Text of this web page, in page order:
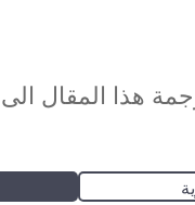
هذا المقال الى